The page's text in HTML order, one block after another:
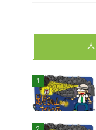
1